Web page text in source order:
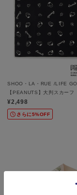
SHOO・LA・RUE /LIFE
【PEANUTS】大判スカーフ
¥2,498
さらに5%OFF